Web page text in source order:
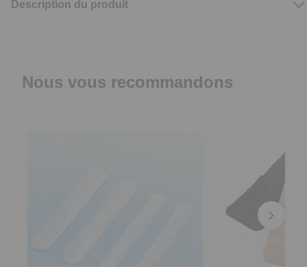
Description du produit
Nous vous recommandons